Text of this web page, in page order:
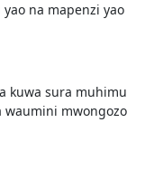
na mapenzi yao
kuwa sura muhimu
waumini mwongozo